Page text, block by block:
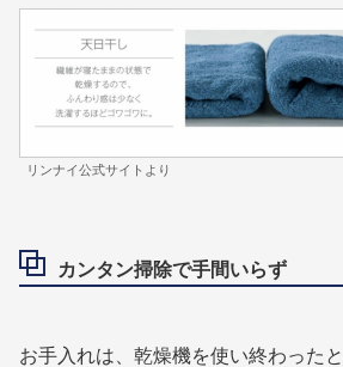
リンナイ公式サイトより
カンタン掃除で手間いらず
お手入れは、乾燥機を使い終わった